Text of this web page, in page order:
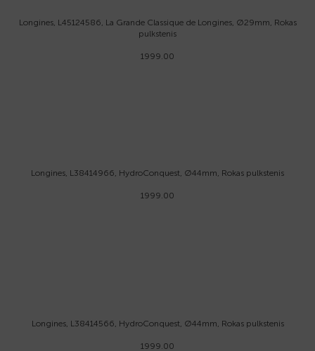
Longines, L45124586, La Grande Classique de Longines, Ø29mm, Rokas
pulkstenis
1999.00
Longines, L38414966, HydroConquest, Ø44mm, Rokas pulkstenis
1999.00
Longines, L38414566, HydroConquest, Ø44mm, Rokas pulkstenis
1999.00